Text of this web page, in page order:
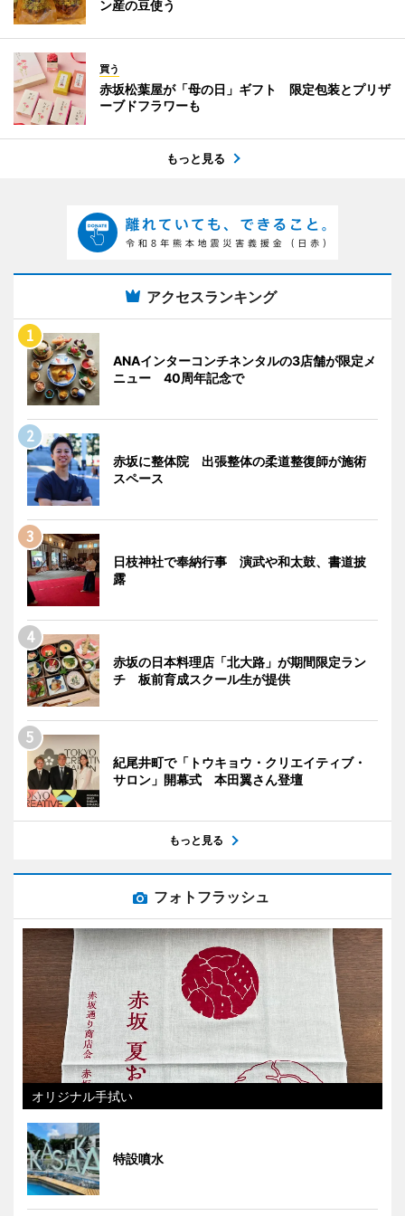
ン産の豆使う
買う
赤坂松葉屋が「母の日」ギフト 限定包装とプリザ
ーブドフラワーも
もっと見る
アクセスランキング
ANAインターコンチネンタルの3店舗が限定メ
ニュー 40周年記念で
赤坂に整体院 出張整体の柔道整復師が施術
スペース
日枝神社で奉納行事 演武や和太鼓、書道披
露
赤坂の日本料理店「北大路」が期間限定ラン
チ 板前育成スクール生が提供
紀尾井町で「トウキョウ・クリエイティブ・
サロン」開幕式 本田翼さん登壇
もっと見る
フォトフラッシュ
オリジナル手拭い
特設噴水